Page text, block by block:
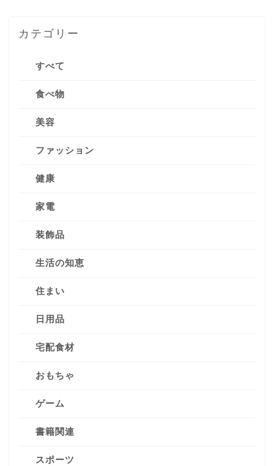
カテゴリー
すべて
食べ物
美容
ファッション
健康
家電
装飾品
生活の知恵
住まい
日用品
宅配食材
おもちゃ
ゲーム
書籍関連
スポーツ